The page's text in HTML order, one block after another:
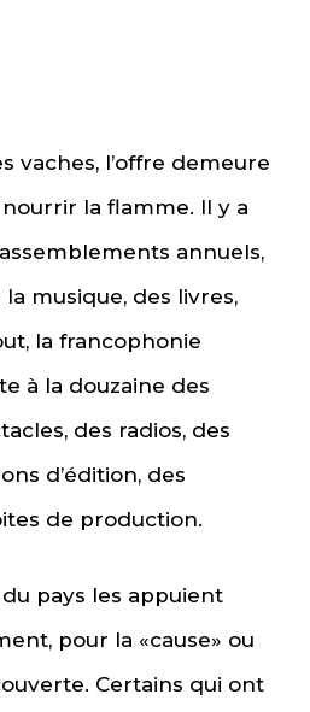
vaches, l’offre demeure
la flamme. Il y a
annuels,
musique, des livres,
la francophonie
à la douzaine des
des radios, des
d’édition, des
de production.
pays les appuient
pour la «cause» ou
Certains qui ont